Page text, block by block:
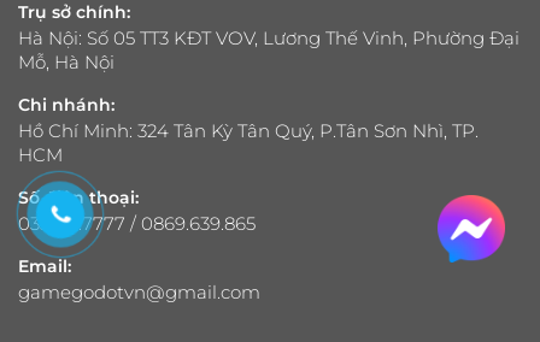
Trụ sở chính:
Hà Nội: Số 05 TT3 KĐT VOV, Lương Thế Vinh, Phường Đại
Mỗ, Hà Nội
Chi nhánh:
Hồ Chí Minh: 324 Tân Kỳ Tân Quý, P.Tân Sơn Nhì, TP.
HCM
Số điện thoại:
033.321.7777 / 0869.639.865
Email:
gamegodotvn@gmail.com